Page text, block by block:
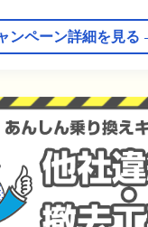
ンペーン詳細を見る